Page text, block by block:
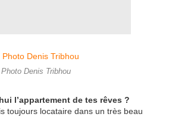
Photo Denis Tribhou
l’appartement de tes rêves ?
toujours locataire dans un très beau